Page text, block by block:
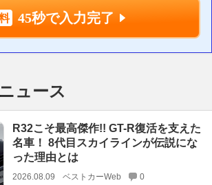
45秒で入力完了
ュース
R32こそ最高傑作!! GT-R復活を支えた
名車！ 8代目スカイラインが伝説にな
った理由とは
2026.08.09 ベストカーWeb 0